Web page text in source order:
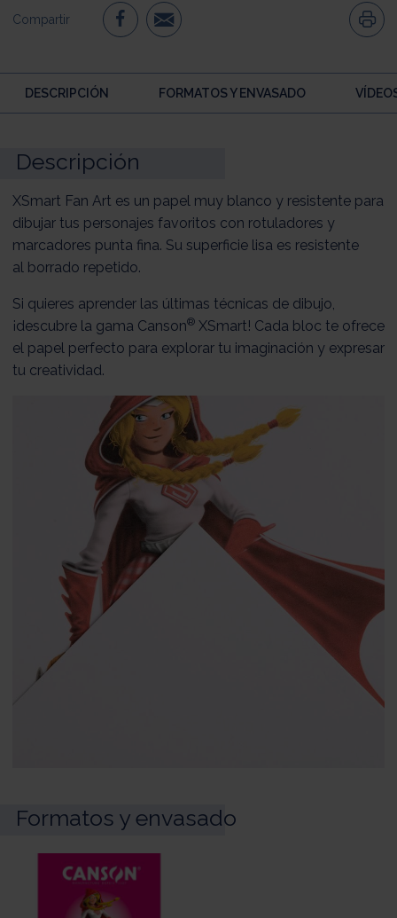
Compartir
DESCRIPCIÓN FORMATOS Y ENVASADO
Descripción
XSmart Fan Art es un papel muy blanco y resistente para
dibujar tus personajes favoritos con rotuladores y
marcadores punta fina. Su superficie lisa es resistente
al borrado repetido.
Si quieres aprender las últimas técnicas de dibujo,
¡descubre la gama Canson® XSmart! Cada bloc te ofrece
el papel perfecto para explorar tu imaginación y expresar
tu creatividad.
Formatos y envasado